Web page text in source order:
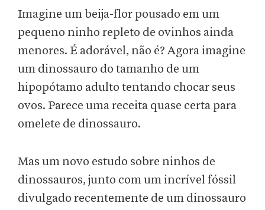
Imagine um beija-flor pousado em um
pequeno ninho repleto de ovinhos ainda
menores. É adorável, não é? Agora imagine
um dinossauro do tamanho de um
hipopótamo adulto tentando chocar seus
ovos. Parece uma receita quase certa para
omelete de dinossauro.
Mas um novo estudo sobre ninhos de
dinossauros, junto com um incrível fóssil
divulgado recentemente de um dinossauro